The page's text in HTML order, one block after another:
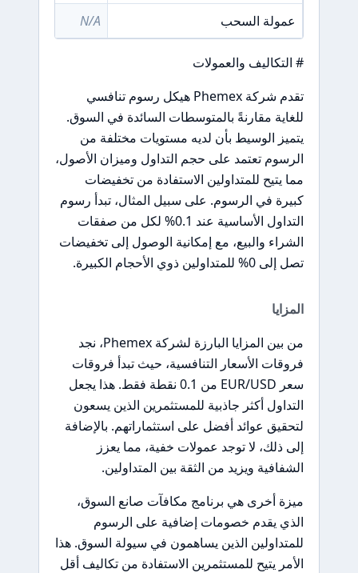
عمولة السحب N/A
# التكاليف والعمولات
تقدم شركة Phemex هيكل رسوم تنافسي
للغاية مقارنةً بالمتوسطات السائدة في السوق.
يتميز الوسيط بأن لديه مستويات مختلفة من
الرسوم تعتمد على حجم التداول وميزان الأصول،
مما يتيح للمتداولين الاستفادة من تخفيضات
كبيرة في الرسوم. على سبيل المثال، تبدأ رسوم
التداول الأساسية عند 0.1% لكل من صفقات
الشراء والبيع، مع إمكانية الوصول إلى تخفيضات
تصل إلى 0% للمتداولين ذوي الأحجام الكبيرة.
المزايا
من بين المزايا البارزة لشركة Phemex، نجد
فروقات الأسعار التنافسية، حيث تبدأ فروقات
سعر EUR/USD من 0.1 نقطة فقط. هذا يجعل
التداول أكثر جاذبية للمستثمرين الذين يسعون
لتحقيق عوائد أفضل على استثماراتهم. بالإضافة
إلى ذلك، لا توجد عمولات خفية، مما يعزز
الشفافية ويزيد من الثقة بين المتداولين.
ميزة أخرى هي برنامج مكافآت صانع السوق،
الذي يقدم خصومات إضافية على الرسوم
للمتداولين الذين يساهمون في سيولة السوق. هذا
الأمر يتيح للمستثمرين الاستفادة من تكاليف أقل